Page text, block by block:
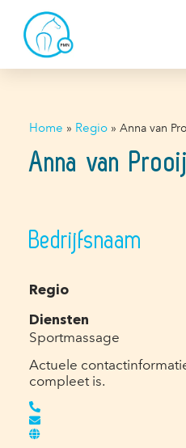
Home » Regio» Anna van
Anna van
Bedrijfsnaam
Regio
Diensten
Sportmassage
Actuele
compleet is.